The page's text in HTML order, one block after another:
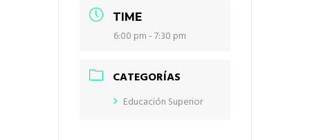
TIME
6:00 pm - 7:30 pm
CATEGORÍAS
Educación Superior